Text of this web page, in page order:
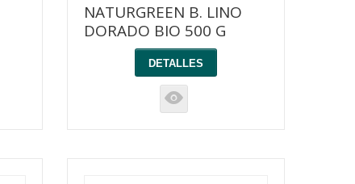
NATURGREEN B. LINO
DORADO BIO 500 G
DETALLES
K